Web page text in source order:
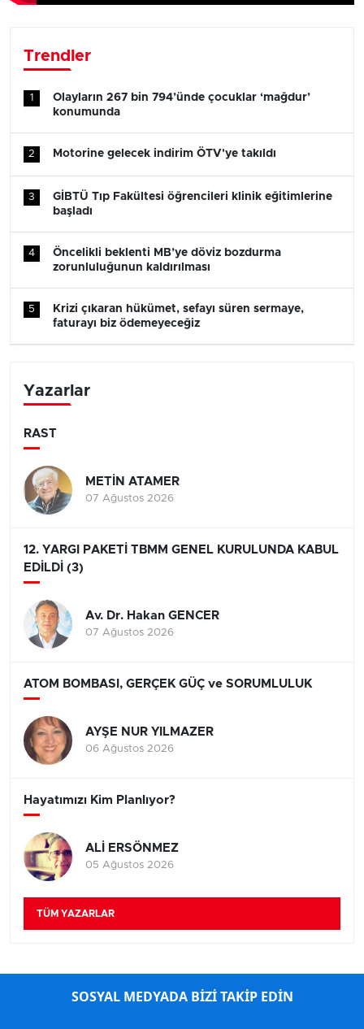
Trendler
1
Olayların 267 bin 794’ünde çocuklar ‘mağdur’
konumunda
2 Motorine gelecek indirim ÖTV'ye takıldı
3
GİBTÜ Tıp Fakültesi öğrencileri klinik eğitimlerine
başladı
4
Öncelikli beklenti MB’ye döviz bozdurma
zorunluluğunun kaldırılması
5
Krizi çıkaran hükümet, sefayı süren sermaye,
faturayı biz ödemeyeceğiz
Yazarlar
RAST
METİN ATAMER
07 Ağustos 2026
12. YARGI PAKETİ TBMM GENEL KURULUNDA KABUL
EDİLDİ (3)
Av. Dr. Hakan GENCER
07 Ağustos 2026
ATOM BOMBASI, GERÇEK GÜÇ ve SORUMLULUK
AYŞE NUR YILMAZER
06 Ağustos 2026
Hayatımızı Kim Planlıyor?
ALİ ERSÖNMEZ
05 Ağustos 2026
TÜM YAZARLAR
SOSYAL MEDYADA BİZİ TAKİP EDİN